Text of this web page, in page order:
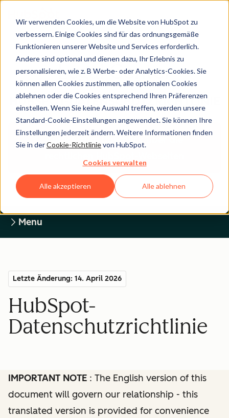
Wir verwenden Cookies, um die Website von HubSpot zu
verbessern. Einige Cookies sind für das ordnungsgemäße
Funktionieren unserer Website und Services erforderlich.
Andere sind optional und dienen dazu, Ihr Erlebnis zu
personalisieren, wie z. B Werbe- oder Analytics-Cookies. Sie
können allen Cookies zustimmen, alle optionalen Cookies
ablehnen oder die Cookies entsprechend Ihren Präferenzen
einstellen. Wenn Sie keine Auswahl treffen, werden unsere
Standard-Cookie-Einstellungen angewendet. Sie können Ihre
Einstellungen jederzeit ändern. Weitere Informationen finden
Sie in derCookie-Richtlinievon HubSpot.
Cookies verwalten
Alle akzeptieren Alle ablehnen
Legal Center
HUBSPOT-DATENSCHUTZRICHTLINIE
Zurück zum Überblick über die
Menu
Letzte Änderung: 14. April 2026
HubSpot-
Datenschutzrichtlinie
IMPORTANT NOTE : The English version of this
document will govern our relationship - this
translated version is provided for convenience